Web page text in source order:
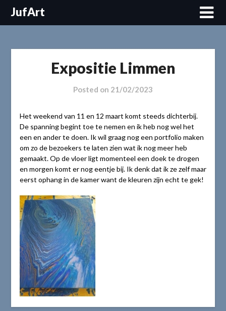
SkipJufArt
Expositie Limmen
Posted on 21/02/2023
Het weekend van 11 en 12 maart komt steeds dichterbij.
De spanning begint toe te nemen en ik heb nog wel het
een en ander te doen. Ik wil graag nog een portfolio maken
om zo de bezoekers te laten zien wat ik nog meer heb
gemaakt. Op de vloer ligt momenteel een doek te drogen
en morgen komt er nog eentje bij. Ik denk dat ik ze zelf maar
eerst ophang in de kamer want de kleuren zijn echt te gek!